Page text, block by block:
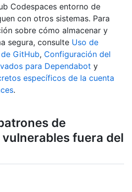
Codespaces entorno de
con otros sistemas. Para
sobre cómo almacenar y
segura, consulte Uso de
GitHub, Configuración del
para Dependabot y
específicos de la cuenta
.
de
fuera del